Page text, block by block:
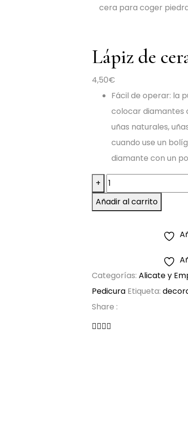
cera para coger
Lápiz de
4,50€
Fácil de operar: la
colocar diamantes
uñas naturales,
cuando use un
diamante con un
+
Lápiz
de
cera
cantidad
Añadir al carrito
Categorías: Alicate y
Pedicura Etiqueta:
Share :